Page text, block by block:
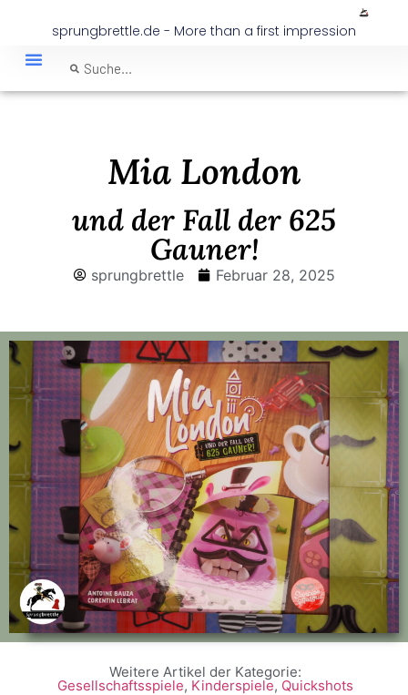
sprungbrettle.de - More than a first impression
Mia London
und der Fall der 625
Gauner!
sprungbrettle Februar 28, 2025
Weitere Artikel der Kategorie:
Gesellschaftsspiele, Kinderspiele, Quickshots